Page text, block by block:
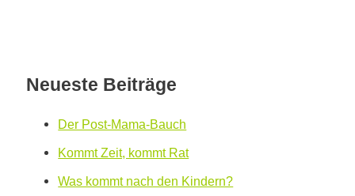
Neueste Beiträge
Der Post-Mama-Bauch
Kommt Zeit, kommt Rat
Was kommt nach den Kindern?